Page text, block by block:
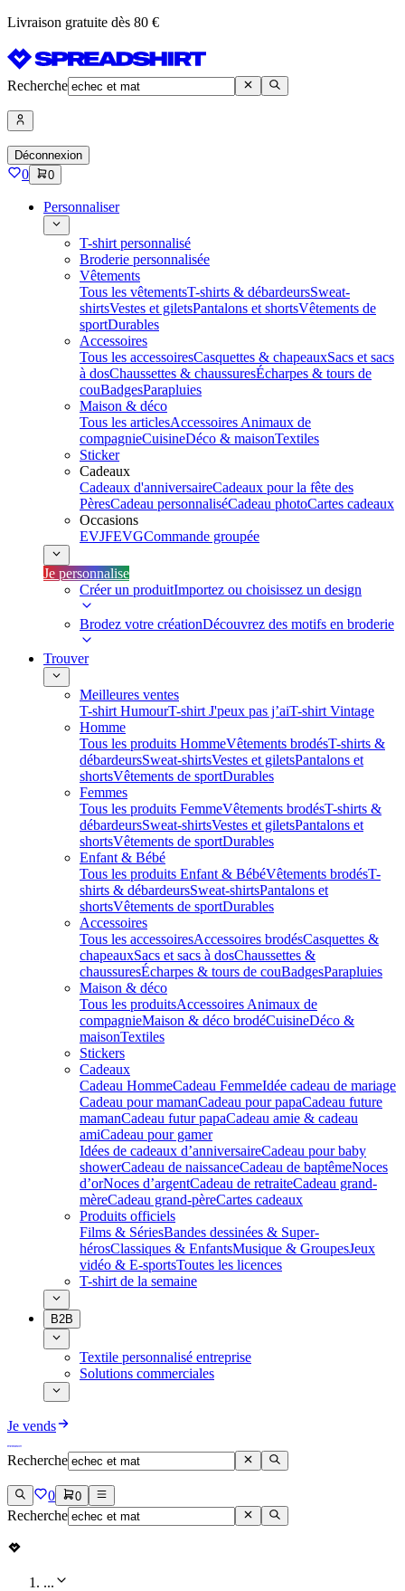
Livraison gratuite dès 80 €
Recherche
Déconnexion
0 0
Personnaliser
T-shirt personnalisé
Broderie personnalisée
Vêtements
Tous les vêtementsT-shirts & débardeursSweat-
shirtsVestes et giletsPantalons et shortsVêtements de
sportDurables
Accessoires
Tous les accessoiresCasquettes & chapeauxSacs et sacs
à dosChaussettes & chaussuresÉcharpes & tours de
couBadgesParapluies
Maison & déco
Tous les articlesAccessoires Animaux de
compagnieCuisineDéco & maisonTextiles
Sticker
Cadeaux
Cadeaux d'anniversaireCadeaux pour la fête des
PèresCadeau personnaliséCadeau photoCartes cadeaux
Occasions
EVJFEVGCommande groupée
Je personnalise
Créer un produitImportez ou choisissez un design
Brodez votre créationDécouvrez des motifs en broderie
Trouver
Meilleures ventes
T-shirt HumourT-shirt J'peux pas j’aiT-shirt Vintage
Homme
Tous les produits HommeVêtements brodésT-shirts &
débardeursSweat-shirtsVestes et giletsPantalons et
shortsVêtements de sportDurables
Femmes
Tous les produits FemmeVêtements brodésT-shirts &
débardeursSweat-shirtsVestes et giletsPantalons et
shortsVêtements de sportDurables
Enfant & Bébé
Tous les produits Enfant & BébéVêtements brodésT-
shirts & débardeursSweat-shirtsPantalons et
shortsVêtements de sportDurables
Accessoires
Tous les accessoiresAccessoires brodésCasquettes &
chapeauxSacs et sacs à dosChaussettes &
chaussuresÉcharpes & tours de couBadgesParapluies
Maison & déco
Tous les produitsAccessoires Animaux de
compagnieMaison & déco brodéCuisineDéco &
maisonTextiles
Stickers
Cadeaux
Cadeau HommeCadeau FemmeIdée cadeau de mariage​
Cadeau pour mamanCadeau pour papaCadeau future
mamanCadeau futur papaCadeau amie & cadeau
amiCadeau pour gamer
Idées de cadeaux d’anniversaireCadeau pour baby
showerCadeau de naissanceCadeau de baptêmeNoces
d’orNoces d’argentCadeau de retraiteCadeau grand-
mèreCadeau grand-pèreCartes cadeaux
Produits officiels
Films & SériesBandes dessinées & Super-
hérosClassiques & EnfantsMusique & GroupesJeux
vidéo & E-sportsToutes les licences
T-shirt de la semaine
B2B
Textile personnalisé entreprise
Solutions commerciales
Je vends
Recherche
0 0
Recherche
...